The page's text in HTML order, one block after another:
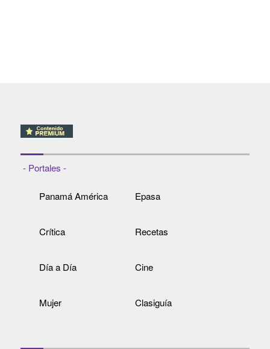
- Portales -
Panamá América Epasa
Crítica Recetas
Día a Día Cine
Mujer Clasiguía